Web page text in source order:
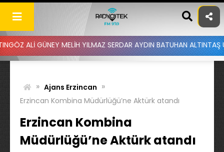
Skip
content
MELİH YILMAZ SERDAR AYDIN BATUHAN ALTINTAŞ UYGAR
» Ajans Erzincan »
Erzincan Kombina Müdürlüğü’ne Aktürk atandı
Erzincan Kombina
Müdürlüğü’ne Aktürk atandı